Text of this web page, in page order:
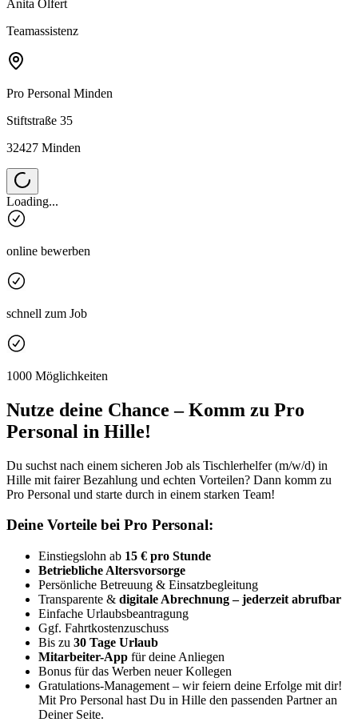
Anita Olfert
Teamassistenz
Pro Personal Minden
Stiftstraße 35
32427 Minden
Loading...
online bewerben
schnell zum Job
1000 Möglichkeiten
Nutze deine Chance – Komm zu Pro
Personal in Hille!
Du suchst nach einem sicheren Job als Tischlerhelfer (m/w/d) in
Hille mit fairer Bezahlung und echten Vorteilen? Dann komm zu
Pro Personal und starte durch in einem starken Team!
Deine Vorteile bei Pro Personal:
Einstiegslohn ab 15 € pro Stunde
Betriebliche Altersvorsorge
Persönliche Betreuung & Einsatzbegleitung
Transparente & digitale Abrechnung – jederzeit abrufbar
Einfache Urlaubsbeantragung
Ggf. Fahrtkostenzuschuss
Bis zu 30 Tage Urlaub
Mitarbeiter-App für deine Anliegen
Bonus für das Werben neuer Kollegen
Gratulations-Management – wir feiern deine Erfolge mit dir!
Mit Pro Personal hast Du in Hille den passenden Partner an
Deiner Seite.